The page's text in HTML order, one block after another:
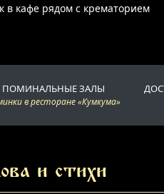
в кафе рядом с крематорием
ПОМИНАЛЬНЫЕ ЗАЛЫ
в ресторане «Кумкума»
и стихи